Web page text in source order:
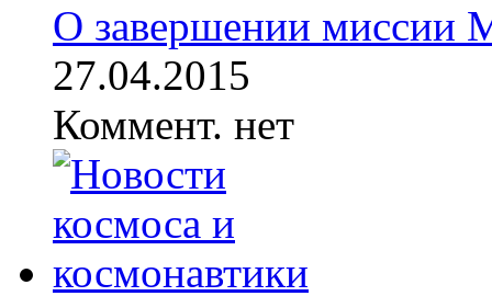
О завершении миссии
27.04.2015
Коммент. нет